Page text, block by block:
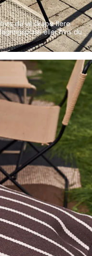
du vil skape flere
eller hvis du